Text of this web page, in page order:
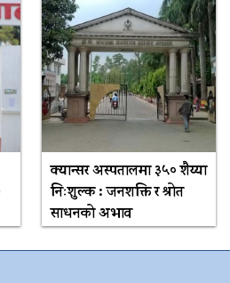
क्यान्सर अस्पतालमा ३५० शैय्या
निःशुल्क : जनशक्ति र श्रोत
साधनको अभाव